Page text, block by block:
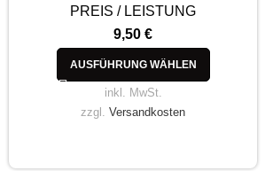
PREIS / LEISTUNG
9,50€
AUSFÜHRUNG WÄHLEN
inkl. MwSt.
zzgl.Versandkosten